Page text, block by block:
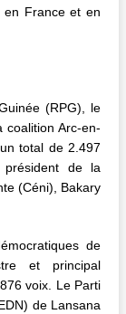
en France et en
(RPG), le
coalition Arc-en-
total de 2.497
de la
(Céni), Bakary
de
et principal
voix. Le Parti
de Lansana